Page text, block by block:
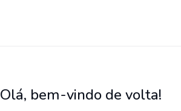
Olá, bem-vindo de volta!